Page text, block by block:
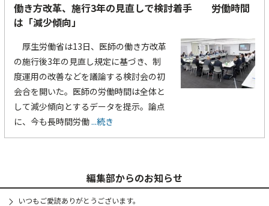
働き方改革、施行3年の見直しで検討着手 労働時間
は「減少傾向」
厚生労働省は13日、医師の働き方改革
の施行後3年の見直し規定に基づき、制
度運用の改善などを議論する検討会の初
会合を開いた。医師の労働時間は全体と
して減少傾向とするデータを提示。論点
に、今も長時間労働...続き
編集部からのお知らせ
いつもご愛読ありがとうございます。